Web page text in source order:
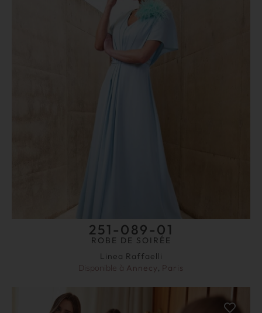
251-089-01
ROBE DE SOIRÉE
Linea Raffaelli
Disponible à Annecy, Paris